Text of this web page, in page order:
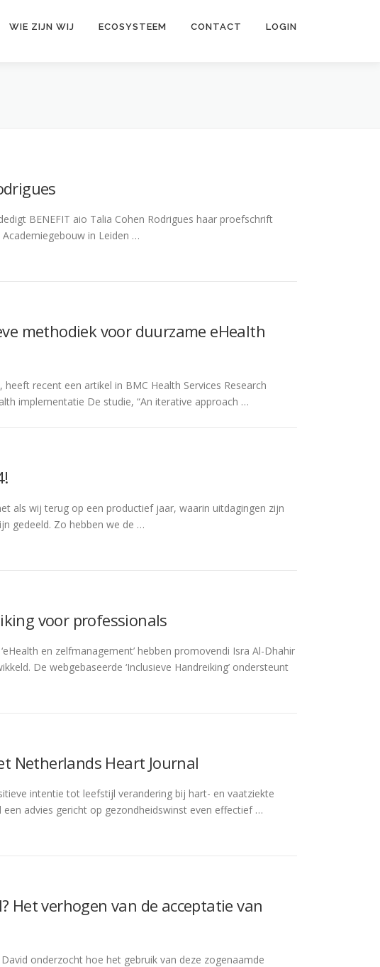
WIE ZIJN WIJ ECOSYSTEEM CONTACT LOGIN
BENEFIT aio Talia Cohen Rodrigues haar proefschrift
in Leiden …
methodiek voor duurzame eHealth
recent een artikel in BMC Health Services Research
implementatie De studie, “An iterative approach …
als wij terug op een productief jaar, waarin uitdagingen zijn
gedeeld. Zo hebben we de …
voor professionals
en zelfmanagement’ hebben promovendi Isra Al-Dhahir
De webgebaseerde ‘Inclusieve Handreiking’ ondersteunt
Netherlands Heart Journal
intentie tot leefstijl verandering bij hart- en vaatziekte
advies gericht op gezondheidswinst even effectief …
Het verhogen van de acceptatie van
onderzocht hoe het gebruik van deze zogenaamde